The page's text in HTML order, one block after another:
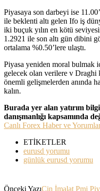
Piyasaya son darbeyi ise
ile beklenti altı gelen Ifo iş
iki buçuk yılın en kötü
1.2921 ile son altı gün dibini
ortalama %0.50’lere ulaştı.
Piyasa yeniden moral bulmak
gelecek olan verilere v Draghi
önemli gelişmelerden anında
kalın.
Burada yer alan yatırım
danışmanlığı kapsamında
Canlı Forex Haber ve
ETİKETLER
eurusd yorumu
günlük eurusd yorumu
Önceki YazıÇin İmalat Pmi